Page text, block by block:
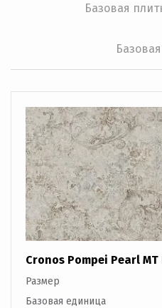
Базовая
Cronos Pompei Pearl MT
Размер
Базовая единица